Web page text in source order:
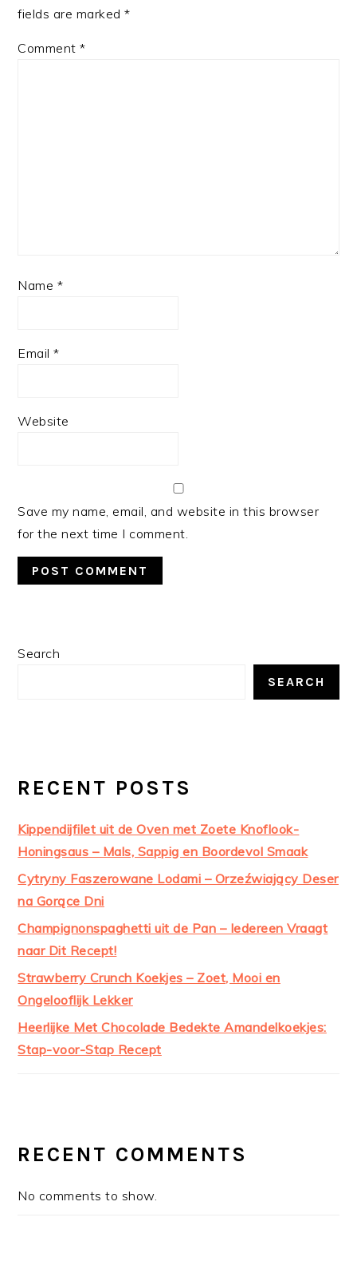
fields are marked*
Comment*
Name *
Email*
Website
Save my name, email, and website in this browser
for the next time I comment.
PRIMARY
Search
SEARCH
RECENT POSTS
Kippendijfilet uit de Oven met Zoete Knoflook-
Honingsaus – Mals, Sappig en Boordevol Smaak
Cytryny Faszerowane Lodami – Orzeźwiający Deser
na Gorące Dni
Champignonspaghetti uit de Pan – Iedereen Vraagt
naar Dit Recept!
Strawberry Crunch Koekjes – Zoet, Mooi en
Ongelooflijk Lekker
Heerlijke Met Chocolade Bedekte Amandelkoekjes:
Stap-voor-Stap Recept
RECENT COMMENTS
No comments to show.